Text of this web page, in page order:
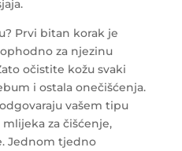
Prvi bitan korak je
za njezinu
očistite kožu svaki
i ostala onečišćenja.
vašem tipu
za čišćenje,
Jednom tjedno